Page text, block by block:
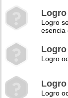
Logro
esencia
Logro
Logro